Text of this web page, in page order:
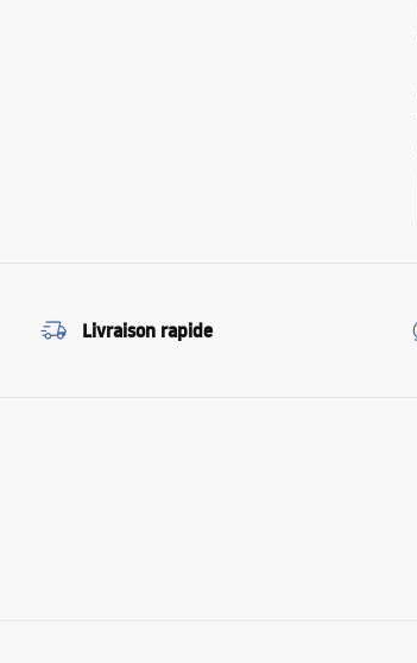
Livraison rapide